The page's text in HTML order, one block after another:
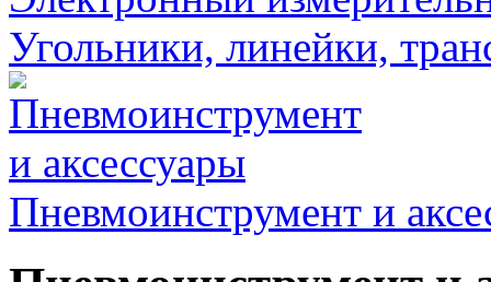
Угольники, линейки,
Пневмоинструмент и